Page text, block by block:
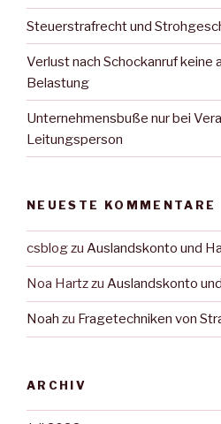
Steuerstrafrecht und
Verlust nach Schockanruf keine
Belastung
Unternehmensbuße nur bei
Leitungsperson
NEUESTE KOMMENTARE
csblogzu Auslandskonto und
Noa Hartzzu Auslandskonto
Noah zu Fragetechniken von
ARCHIV